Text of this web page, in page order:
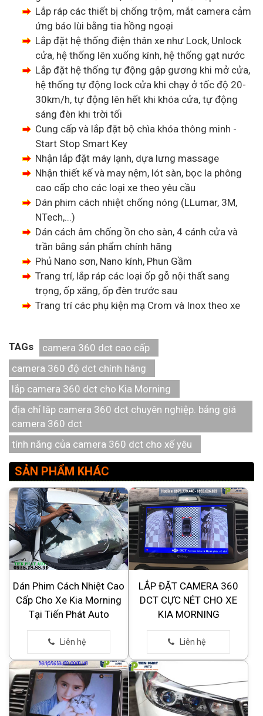
Lắp ráp các thiết bị chống trộm, mắt camera cảm
ứng báo lùi bằng tia hồng ngoại
Lắp đặt hệ thống điện thân xe như Lock, Unlock
cửa, hệ thống lên xuống kính, hệ thống gạt nước
Lắp đặt hệ thống tự động gập gương khi mở cửa,
hệ thống tự động lock cửa khi chạy ở tốc độ 20-
30km/h, tự động lên hết khi khóa cửa, tự động
sáng đèn khi trời tối
Cung cấp và lắp đặt bộ chìa khóa thông minh -
Start Stop Smart Key
Nhận lắp đặt máy lạnh, dựa lưng massage
Nhận thiết kế và may nệm, lót sàn, bọc la phông
cao cấp cho các loại xe theo yêu cầu
Dán phim cách nhiệt chống nóng (LLumar, 3M,
NTech,...)
Dán cách âm chống ồn cho sàn, 4 cánh cửa và
trần bằng sản phẩm chính hãng
Phủ Nano sơn, Nano kính, Phun Gầm
Trang trí, lắp ráp các loại ốp gỗ nội thất sang
trọng, ốp xăng, ốp đèn trước sau
Trang trí các phụ kiện mạ Crom và Inox theo xe
TAGs
camera 360 dct cao cấp
camera 360 độ dct chính hãng
lắp camera 360 dct cho Kia Morning
địa chỉ lăp camera 360 dct chuyên nghiệp. bảng giá
camera 360 dct
tính năng của camera 360 dct cho xế yêu
SẢN PHẨM KHÁC
Dán Phim Cách Nhiệt Cao
Cấp Cho Xe Kia Morning
Tại Tiến Phát Auto
LẮP ĐẶT CAMERA 360
DCT CỰC NÉT CHO XE
KIA MORNING